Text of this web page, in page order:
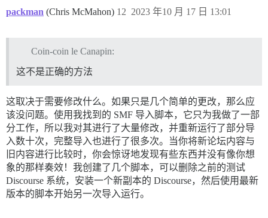
packman (Chris McMahon) 2023 年10 月 17 日 13:01
12
Coin-coin le Canapin:
这不是正确的方法
这取决于需要修改什么。如果只是几个简单的更改，那么应
该没问题。使用我找到的 SMF 导入脚本，它只为我做了一部
分工作，所以我对其进行了大量修改，并重新运行了部分导
入数十次，完整导入也进行了很多次。当你将新论坛内容与
旧内容进行比较时，你会惊讶地发现有些东西并没有像你想
象的那样奏效！我创建了几个脚本，可以删除之前的测试
Discourse 系统，安装一个新副本的 Discourse，然后使用最新
版本的脚本开始另一次导入运行。